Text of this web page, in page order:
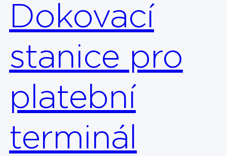
Dokovací
stanice pro
platební
terminál